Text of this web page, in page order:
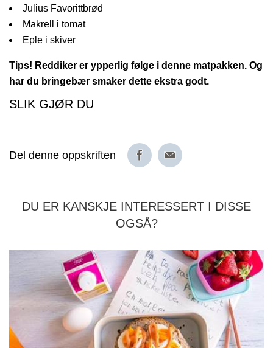
Julius Favorittbrød
Makrell i tomat
Eple i skiver
Tips! Reddiker er ypperlig følge i denne matpakken. Og
har du bringebær smaker dette ekstra godt.
SLIK GJØR DU
Del denne oppskriften
DU ER KANSKJE INTERESSERT I DISSE
OGSÅ?